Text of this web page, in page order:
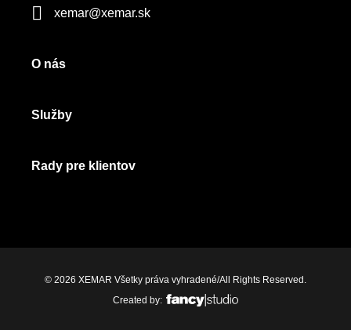
xemar@xemar.sk
O nás
Služby
Rady pre klientov
© 2026 XEMAR Všetky práva vyhradené/All Rights Reserved.
Created by: